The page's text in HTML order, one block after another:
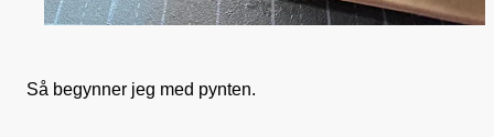
Så begynner jeg med pynten.